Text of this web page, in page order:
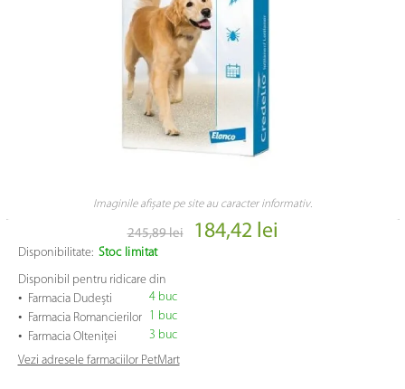
Imaginile afișate pe site au caracter informativ.
245,89 lei 184,42 lei
Disponibilitate: Stoc limitat
Disponibil pentru ridicare din
• Farmacia Dudești 4 buc
• Farmacia Romancierilor 1 buc
• Farmacia Olteniței
3 buc
Vezi adresele farmaciilor PetMart